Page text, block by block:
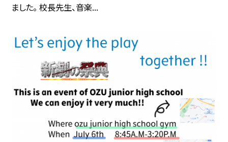
ました。 校長先生、音楽...